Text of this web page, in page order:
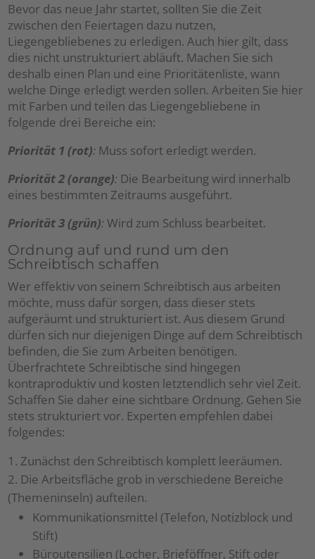
Bevor das neue Jahr startet, sollten Sie die Zeit
zwischen den Feiertagen dazu nutzen,
Liegengebliebenes zu erledigen. Auch hier gilt, dass
dies nicht unstrukturiert abläuft. Machen Sie sich
deshalb einen Plan und eine Prioritätenliste, wann
welche Dinge erledigt werden sollen. Arbeiten Sie hier
mit Farben und teilen das Liegengebliebene in
folgende drei Bereiche ein:
Priorität 1 (rot): Muss sofort erledigt werden.
Priorität 2 (orange): Die Bearbeitung wird innerhalb
eines bestimmten Zeitraums ausgeführt.
Priorität 3 (grün):Wird zum Schluss bearbeitet.
Ordnung auf und rund um den
Schreibtisch schaffen
Wer effektiv von seinem Schreibtisch aus arbeiten
möchte, muss dafür sorgen, dass dieser stets
aufgeräumt und strukturiert ist. Aus diesem Grund
dürfen sich nur diejenigen Dinge auf dem Schreibtisch
befinden, die Sie zum Arbeiten benötigen.
Überfrachtete Schreibtische sind hingegen
kontraproduktiv und kosten letztendlich sehr viel Zeit.
Schaffen Sie daher eine sichtbare Ordnung. Gehen Sie
stets strukturiert vor. Experten empfehlen dabei
folgendes:
Zunächst den Schreibtisch komplett leeräumen.
Die Arbeitsfläche grob in verschiedene Bereiche
(Themeninseln) aufteilen.
Kommunikationsmittel (Telefon, Notizblock und
Stift)
Büroutensilien (Locher, Brieföffner, Stift oder